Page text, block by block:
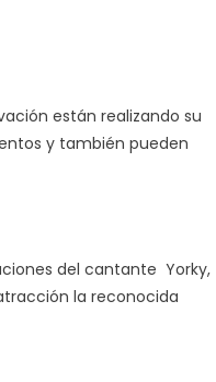
están realizando su
y también pueden
del cantante Yorky,
la reconocida